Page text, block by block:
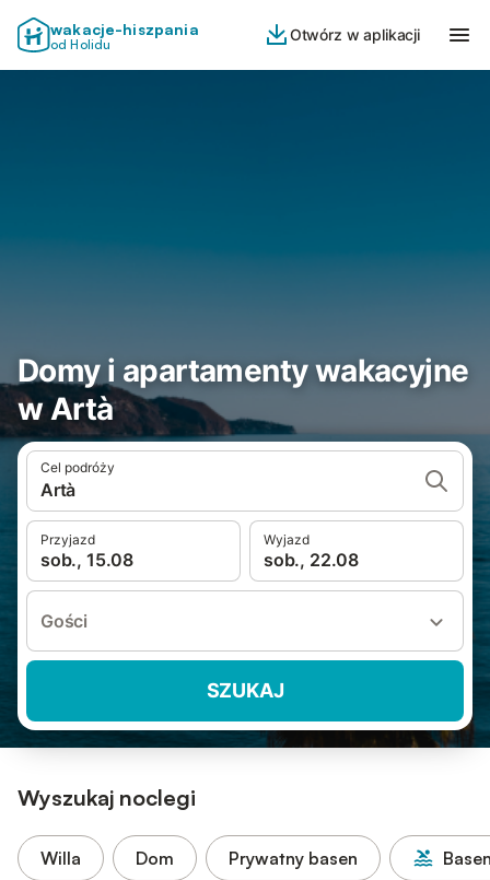
wakacje-hiszpania
od Holidu
Otwórz w aplikacji
Domy i apartamenty wakacyjne
w Artà
Cel podróży
Artà
Przyjazd
sob., 15.08
Wyjazd
sob., 22.08
Gości
SZUKAJ
Wyszukaj noclegi
Willa Dom Prywatny basen